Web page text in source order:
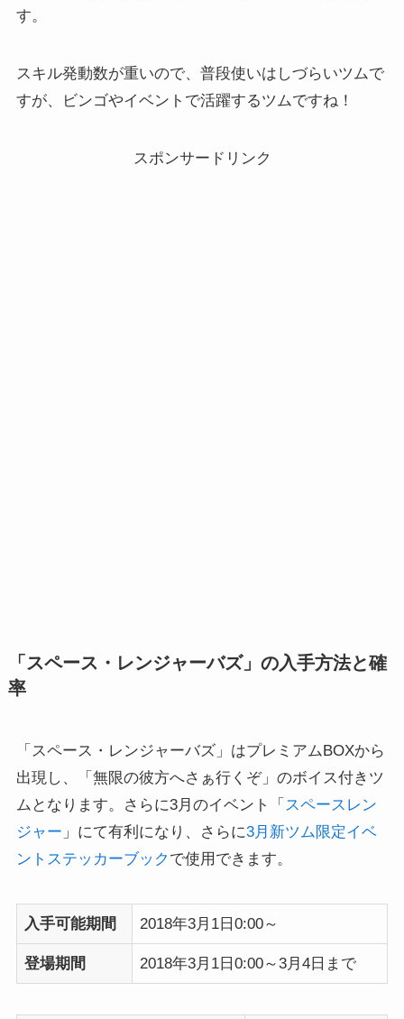
す。
スキル発動数が重いので、普段使いはしづらいツムで
すが、ビンゴやイベントで活躍するツムですね！
スポンサードリンク
「スペース・レンジャーバズ」の入手方法と確
率
「スペース・レンジャーバズ」はプレミアムBOXから
出現し、「無限の彼方へさぁ行くぞ」のボイス付きツ
ムとなります。さらに3月のイベント「 スペースレン
ジャー 」にて有利になり、さらに3月新ツム限定イベ
ントステッカーブック で使用できます。
入手可能期間 2018年3月1日0:00～
登場期間 2018年3月1日0:00～3月4日まで